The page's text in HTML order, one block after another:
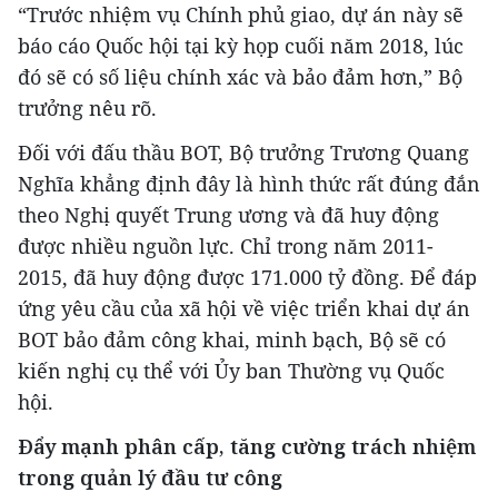
“Trước nhiệm vụ Chính phủ giao, dự án này sẽ
báo cáo Quốc hội tại kỳ họp cuối năm 2018, lúc
đó sẽ có số liệu chính xác và bảo đảm hơn,” Bộ
trưởng nêu rõ.
Đối với đấu thầu BOT, Bộ trưởng Trương Quang
Nghĩa khẳng định đây là hình thức rất đúng đắn
theo Nghị quyết Trung ương và đã huy động
được nhiều nguồn lực. Chỉ trong năm 2011-
2015, đã huy động được 171.000 tỷ đồng. Để đáp
ứng yêu cầu của xã hội về việc triển khai dự án
BOT bảo đảm công khai, minh bạch, Bộ sẽ có
kiến nghị cụ thể với Ủy ban Thường vụ Quốc
hội.
Đẩy mạnh phân cấp, tăng cường trách nhiệm
trong quản lý đầu tư công